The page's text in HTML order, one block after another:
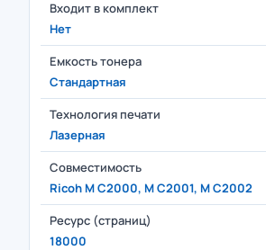
Входит в комплект
Нет
Емкость тонера
Стандартная
Технология печати
Лазерная
Совместимость
Ricoh M C2000, M C2001, M C2002
Ресурс (страниц)
18000